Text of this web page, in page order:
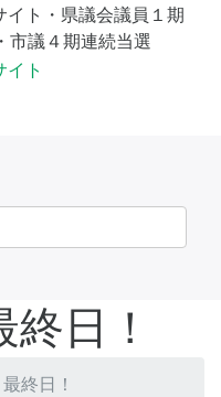
ト・県議会議員１期
市議４期連続当選
日！
終日！